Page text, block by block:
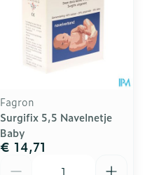
Fagron
Surgifix 5,5 Navelnetje
Baby
€ 14,71